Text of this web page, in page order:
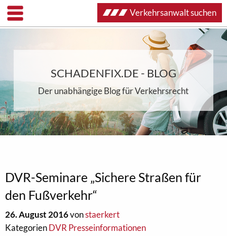
SCHADENFIX.DE - BLOG
Der unabhängige Blog für Verkehrsrecht
DVR-Seminare „Sichere Straßen für
den Fußverkehr“
26. August 2016vonstaerkert
KategorienDVR Presseinformationen
Verkehrsanwalt suchen